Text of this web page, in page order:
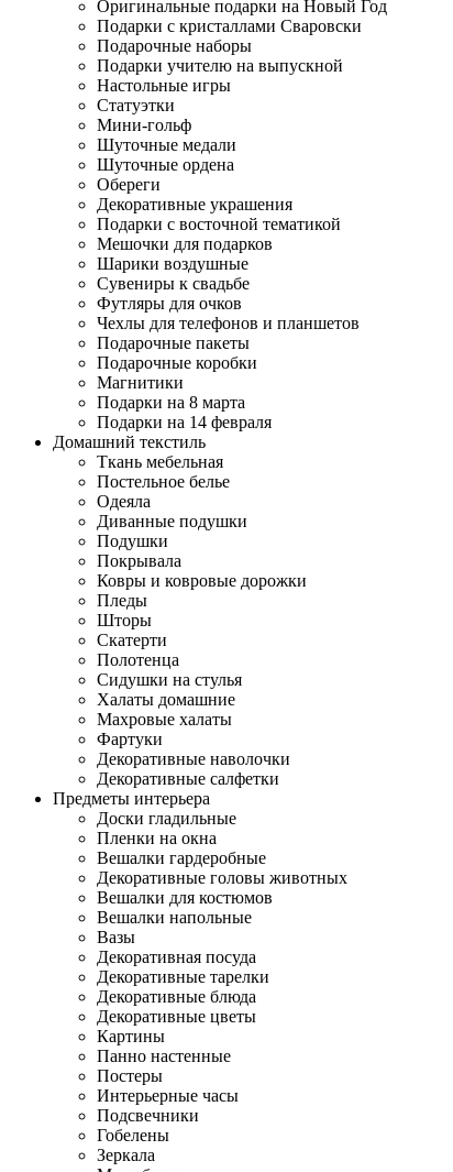
Оригинальные подарки на Новый Год
Подарки с кристаллами Сваровски
Подарочные наборы
Подарки учителю на выпускной
Настольные игры
Статуэтки
Мини-гольф
Шуточные медали
Шуточные ордена
Обереги
Декоративные украшения
Подарки с восточной тематикой
Мешочки для подарков
Шарики воздушные
Сувениры к свадьбе
Футляры для очков
Чехлы для телефонов и планшетов
Подарочные пакеты
Подарочные коробки
Магнитики
Подарки на 8 марта
Подарки на 14 февраля
Домашний текстиль
Ткань мебельная
Постельное белье
Одеяла
Диванные подушки
Подушки
Покрывала
Ковры и ковровые дорожки
Пледы
Шторы
Скатерти
Полотенца
Сидушки на стулья
Халаты домашние
Махровые халаты
Фартуки
Декоративные наволочки
Декоративные салфетки
Предметы интерьера
Доски гладильные
Пленки на окна
Вешалки гардеробные
Декоративные головы животных
Вешалки для костюмов
Вешалки напольные
Вазы
Декоративная посуда
Декоративные тарелки
Декоративные блюда
Декоративные цветы
Картины
Панно настенные
Постеры
Интерьерные часы
Подсвечники
Гобелены
Зеркала